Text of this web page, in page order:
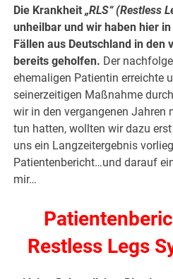
Die Krankheit„RLS“ (Restless
unheilbar und wir haben hier
Fällen aus Deutschland in den
bereits geholfen. Der
ehemaligen Patientin erreichte
seinerzeitigen Maßnahme
wir in den vergangenen Jahren
tun hatten, wollten wir dazu
uns ein Langzeitergebnis
Patientenbericht…und darauf
mir…
Restless Legs